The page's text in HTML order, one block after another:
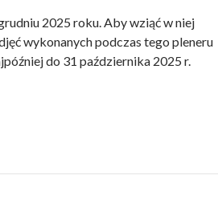
2025 roku. Aby wziąć w niej
wykonanych podczas tego pleneru
do 31 października 2025 r.